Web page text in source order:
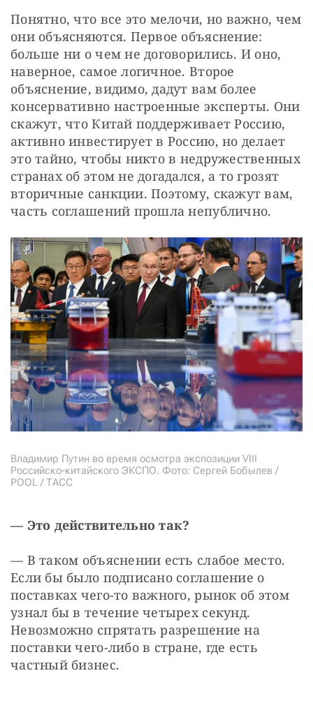
Понятно, что все это мелочи, но важно, чем
они объясняются. Первое объяснение:
больше ни о чем не договорились. И оно,
наверное, самое логичное. Второе
объяснение, видимо, дадут вам более
консервативно настроенные эксперты. Они
скажут, что Китай поддерживает Россию,
активно инвестирует в Россию, но делает
это тайно, чтобы никто в недружественных
странах об этом не догадался, а то грозят
вторичные санкции. Поэтому, скажут вам,
часть соглашений прошла непублично.
Владимир Путин во время осмотра экспозиции VIII
Российско-китайского ЭКСПО. Фото: Сергей Бобылев /
POOL / ТАСС
— Это действительно так?
— В таком объяснении есть слабое место.
Если бы было подписано соглашение о
поставках чего-то важного, рынок об этом
узнал бы в течение четырех секунд.
Невозможно спрятать разрешение на
поставки чего-либо в стране, где есть
частный бизнес.